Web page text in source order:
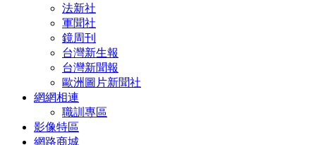
法新社
軍聞社
鏡周刊
台灣新生報
台灣新聞報
歐洲圖片新聞社
網網相連
職訓專區
影像特區
網路商城